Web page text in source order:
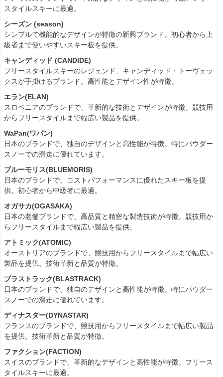
スタイルスキーに最適。
シーズン (season)
シンプルで機能的なデザインが特徴の新興ブランド。初心者から上
級者まで使いやすいスキー板を提供。
キャンディッド (CANDIDE)
フリースタイルスキーのレジェンド、キャンディッド・トーヴェッ
クスが手掛けるブランド。高性能とデザイン性が特徴。
エラン(ELAN)
スロベニアのブランドで、革新的な技術とデザインが特徴。競技用
からフリースタイルまで幅広い製品を提供。
WaPan(ワパン)
日本のブランドで、独自のデザインと高性能が特徴。特にパウダー
スノーでの滑走に優れています。
ブルーモリス(BLUEMORIS)
日本のブランドで、コストパフォーマンスに優れたスキー板を提
供。初心者から中級者に最適。
オガサカ(OGASAKA)
日本の老舗ブランドで、高品質と精密な製造技術が特徴。競技用か
らフリースタイルまで幅広い製品を提供。
アトミック(ATOMIC)
オーストリアのブランドで、競技用からフリースタイルまで幅広い
製品を提供。技術革新と品質が特徴。
ブラストラック(BLASTRACK)
日本のブランドで、独自のデザインと高性能が特徴。特にパウダー
スノーでの滑走に優れています。
ディナスター(DYNASTAR)
フランスのブランドで、競技用からフリースタイルまで幅広い製品
を提供。技術革新と品質が特徴。
ファクション(FACTION)
スイスのブランドで、革新的なデザインと高性能が特徴。フリース
タイルスキーに最適。